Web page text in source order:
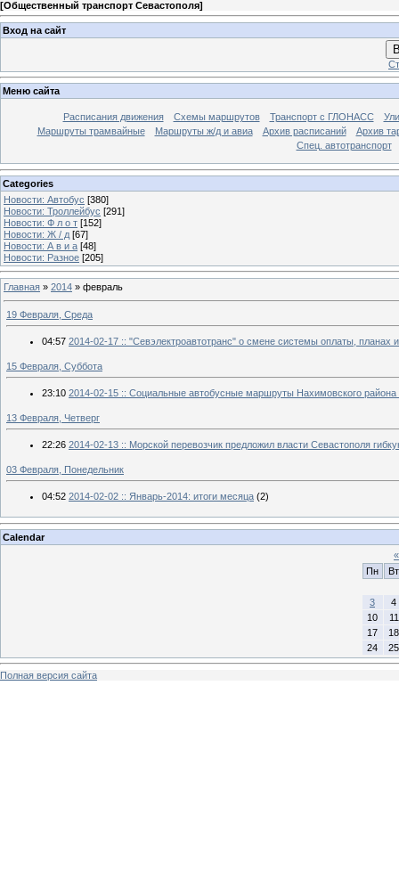
[Общественный транспорт Севастополя]
Вход на сайт
Меню сайта
Расписания движения Схемы маршрутов Транспорт с ГЛОНАСС
Маршруты трамвайные
Маршруты ж/д и авиа Архив расписаний
Архив
Спец. автотранспорт
Categories
Новости: Автобус [380]
Новости: Троллейбус [291]
Новости: Ф л о т [152]
Новости: Ж / д [67]
Новости: А в и а [48]
Новости: Разное [205]
Главная » 2014 » февраль
19 Февраля, Среда
04:57 2014-02-17 :: "Севэлектроавтотранс" о смене системы оплаты, планах
15 Февраля, Суббота
23:10 2014-02-15 :: Социальные автобусные маршруты Нахимовского района
13 Февраля, Четверг
22:26 2014-02-13 :: Морской перевозчик предложил власти Севастополя
03 Февраля, Понедельник
04:52 2014-02-02 :: Январь-2014: итоги месяца (2)
Calendar
«
Пн
Вт
3
4
10
11
17
18
24
25
Полная версия сайта